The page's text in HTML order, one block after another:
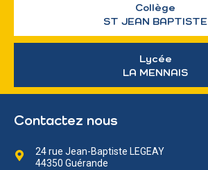
Collège
ST JEAN BAPTISTE
Lycée
LA MENNAIS
Contactez nous
24 rue Jean-Baptiste LEGEAY
44350 Guérande